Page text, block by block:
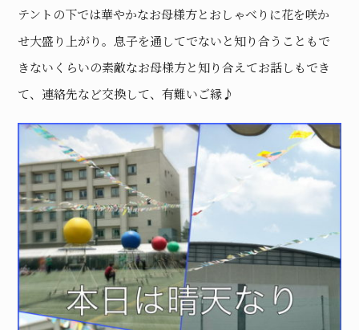
テントの下では華やかなお母様方とおしゃべりに花を咲か
せ大盛り上がり。息子を通してでないと知り合うこともで
きないくらいの素敵なお母様方と知り合えてお話しもでき
て、連絡先など交換して、有難いご縁♪